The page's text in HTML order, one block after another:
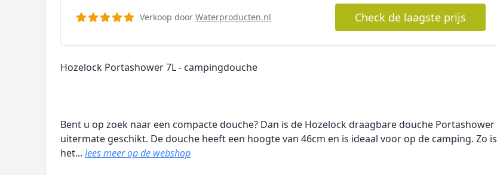
Verkoop door Waterproducten.nl Check de laagste prijs
Hozelock Portashower 7L - campingdouche
Bent u op zoek naar een compacte douche? Dan is de Hozelock draagbare douche Portashower
uitermate geschikt. De douche heeft een hoogte van 46cm en is ideaal voor op de camping. Zo is
het... lees meer op de webshop